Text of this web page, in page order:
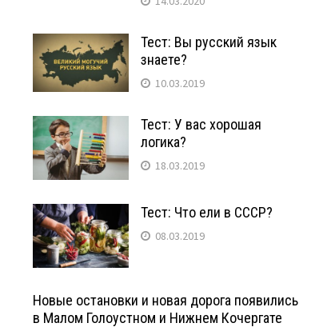
Тест: Вы русский язык
знаете?
10.03.2019
Тест: У вас хорошая
логика?
18.03.2019
Тест: Что ели в СССР?
08.03.2019
Новые остановки и новая дорога появились
в Малом Голоустном и Нижнем Кочергате